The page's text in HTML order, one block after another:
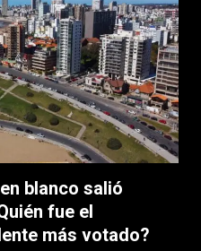
blanco salió
fue el
más votado?